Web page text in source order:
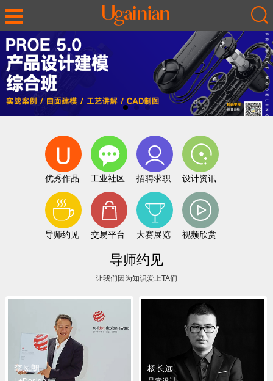
优秀作品 工业社区 招聘求职 设计资讯
导师约见 交易平台 大赛展览 视频欣赏
导师约见
让我们因为知识爱上TA们
李凤朗 杨长远